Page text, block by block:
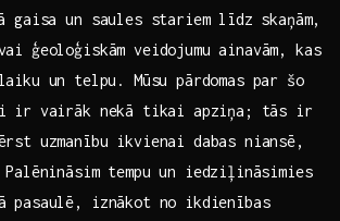
gaisa un saules stariem līdz⁤ skaņām,⁤
ģeoloģiskām veidojumu ainavām, kas
​un ⁣telpu. Mūsu pārdomas par šo
ir vairāk nekā tikai apziņa; tās ir
uzmanību‌ ikvienai dabas niansē,
Palēnināsim tempu un iedziļināsimies
pasaulē, iznākot no ikdienības